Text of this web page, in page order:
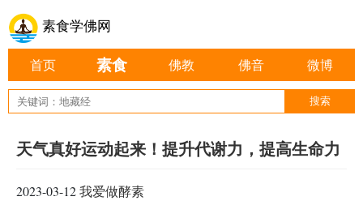
素食学佛网
首页 素食 佛教 佛音 微博
天气真好运动起来！提升代谢力，提高生命力
2023-03-12我爱做酵素